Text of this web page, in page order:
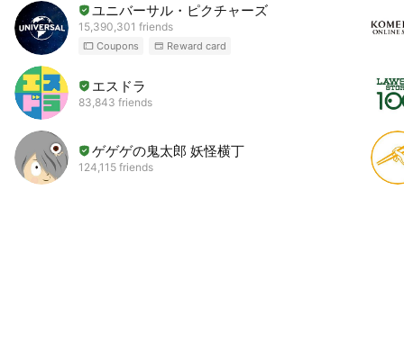
ユニバーサル・ピクチャーズ
15,390,301 friends
Coupons Reward card
エスドラ
83,843 friends
ゲゲゲの鬼太郎 妖怪横丁
124,115 friends